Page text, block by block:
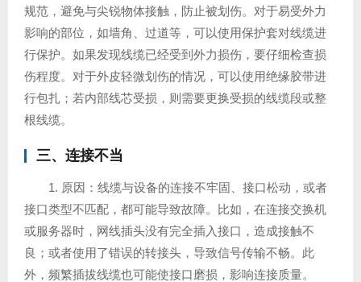
规范，避免与尖锐物体接触，防止被划伤。对于易受外力
影响的部位，如墙角、过道等，可以使用保护套对线缆进
行保护。如果发现线缆已经受到外力损伤，要仔细检查损
伤程度。对于外皮轻微划伤的情况，可以使用绝缘胶带进
行包扎；若内部线芯受损，则需要更换受损的线缆段或整
根线缆。
三、连接不当
1. 原因：线缆与设备的连接不牢固、接口松动，或者
接口类型不匹配，都可能导致故障。比如，在连接交换机
或服务器时，网线插头没有完全插入接口，造成接触不
良；或者使用了错误的转接头，导致信号传输不畅。此
外，频繁插拔线缆也可能使接口磨损，影响连接质量。